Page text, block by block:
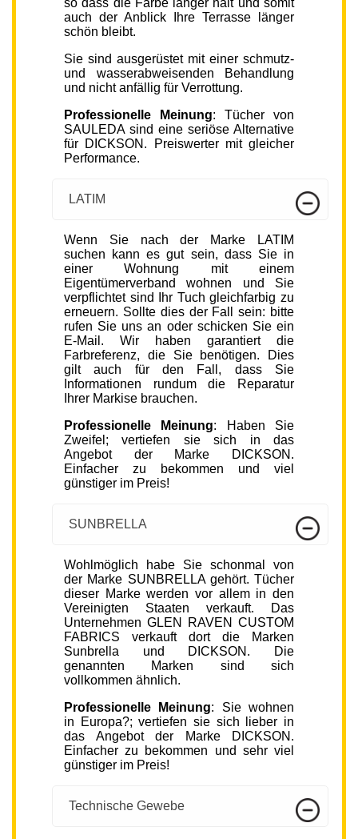
so dass die Farbe langer hält und somit
auch der Anblick Ihre Terrasse länger
schön bleibt.
Sie sind ausgerüstet mit einer schmutz-
und wasserabweisenden Behandlung
und nicht anfällig für Verrottung.
Professionelle Meinung: Tücher von
SAULEDA sind eine seriöse Alternative
für DICKSON. Preiswerter mit gleicher
Performance.
LATIM
Wenn Sie nach der Marke LATIM
suchen kann es gut sein, dass Sie in
einer Wohnung mit einem
Eigentümerverband wohnen und Sie
verpflichtet sind Ihr Tuch gleichfarbig zu
erneuern. Sollte dies der Fall sein: bitte
rufen Sie uns an oder schicken Sie ein
E-Mail. Wir haben garantiert die
Farbreferenz, die Sie benötigen. Dies
gilt auch für den Fall, dass Sie
Informationen rundum die Reparatur
Ihrer Markise brauchen.
Professionelle Meinung: Haben Sie
Zweifel; vertiefen sie sich in das
Angebot der Marke DICKSON.
Einfacher zu bekommen und viel
günstiger im Preis!
SUNBRELLA
Wohlmöglich habe Sie schonmal von
der Marke SUNBRELLA gehört. Tücher
dieser Marke werden vor allem in den
Vereinigten Staaten verkauft. Das
Unternehmen GLEN RAVEN CUSTOM
FABRICS verkauft dort die Marken
Sunbrella und DICKSON. Die
genannten Marken sind sich
vollkommen ähnlich.
Professionelle Meinung: Sie wohnen
in Europa?; vertiefen sie sich lieber in
das Angebot der Marke DICKSON.
Einfacher zu bekommen und sehr viel
günstiger im Preis!
Technische Gewebe